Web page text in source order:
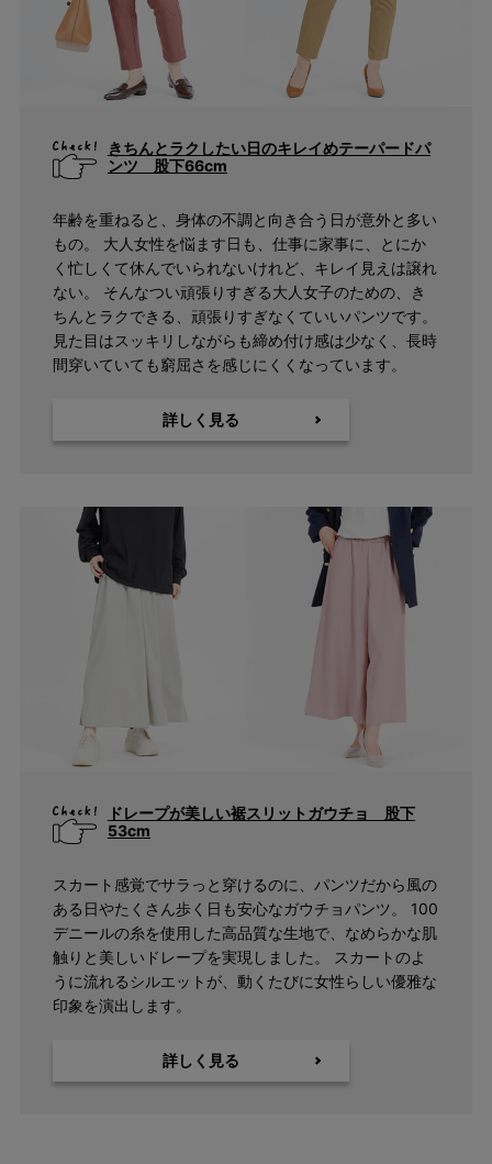
きちんとラクしたい日のキレイめテーパードパ
ンツ 股下66cm
年齢を重ねると、身体の不調と向き合う日が意外と多い
もの。 大人女性を悩ます日も、仕事に家事に、とにか
く忙しくて休んでいられないけれど、キレイ見えは譲れ
ない。 そんなつい頑張りすぎる大人女子のための、き
ちんとラクできる、頑張りすぎなくていいパンツです。
見た目はスッキリしながらも締め付け感は少なく、長時
間穿いていても窮屈さを感じにくくなっています。
詳しく見る
ドレープが美しい裾スリットガウチョ 股下
53cm
スカート感覚でサラっと穿けるのに、パンツだから風の
ある日やたくさん歩く日も安心なガウチョパンツ。 100
デニールの糸を使用した高品質な生地で、なめらかな肌
触りと美しいドレープを実現しました。 スカートのよ
うに流れるシルエットが、動くたびに女性らしい優雅な
印象を演出します。
詳しく見る
検索
〜
アウトレット
サイズ
3L(73)
4L(76)
カラー
指定なし
ホワイト系
ブラック系
ベージュ系
グレー系
ネイビー系